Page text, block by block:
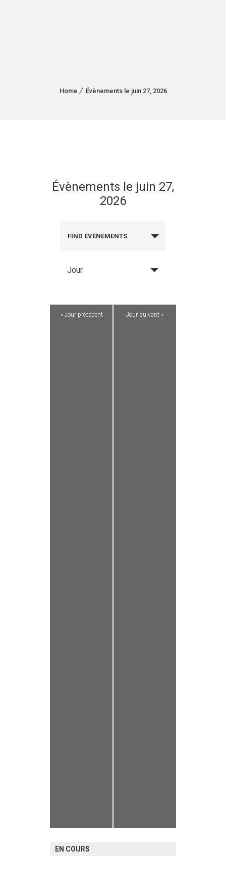
Home Évènements le juin 27, 2026
Évènements le juin 27,
2026
FIND ÉVÈNEMENTS
Jour
«Jour précédent Jour suivant »
EN COURS